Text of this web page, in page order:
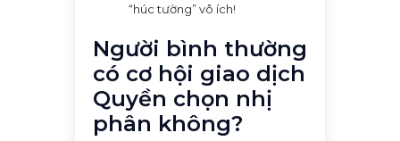
“húc tường” vô ích!
Người bình thường
có cơ hội giao dịch
Quyền chọn nhị
phân không?